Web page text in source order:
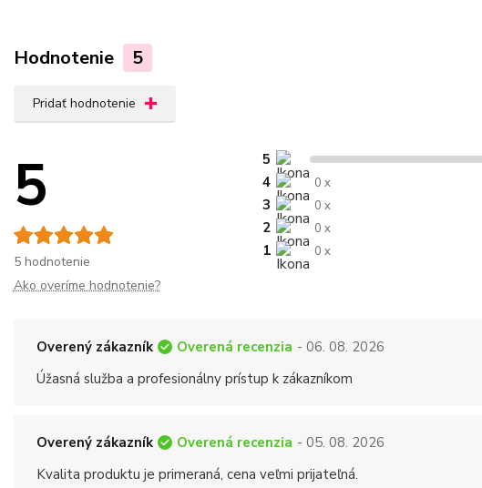
Hodnotenie 5
Pridať hodnotenie
5
5 hodnotenie
5
4
0 x
3 0 x
2 0 x
1 0 x
Ako overíme hodnotenie?
Overený zákazník Overená recenzia - 06. 08. 2026
Úžasná služba a profesionálny prístup k zákazníkom
Overený zákazník Overená recenzia - 05. 08. 2026
Kvalita produktu je primeraná, cena veľmi prijateľná.